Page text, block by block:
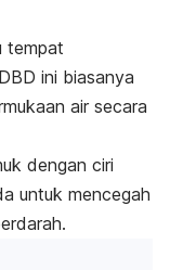
tempat
ini biasanya
air secara
dengan ciri
untuk mencegah